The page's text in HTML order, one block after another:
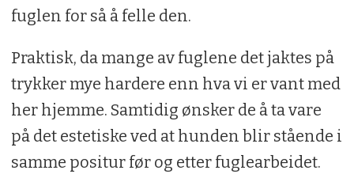
fuglen for så å felle den.
Praktisk, da mange av fuglene det jaktes på
trykker mye hardere enn hva vi er vant med
her hjemme. Samtidig ønsker de å ta vare
på det estetiske ved at hunden blir stående i
samme positur før og etter fuglearbeidet.